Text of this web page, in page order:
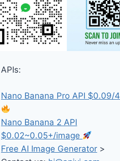
Nano Banana Pro API $0.09/
Nano Banana 2 API
$0.02~0.05+/image
Free AI Image Generator >